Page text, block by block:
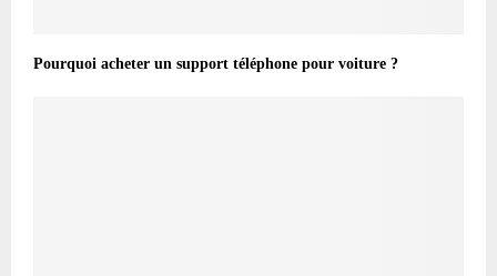
Pourquoi acheter un support téléphone pour voiture ?